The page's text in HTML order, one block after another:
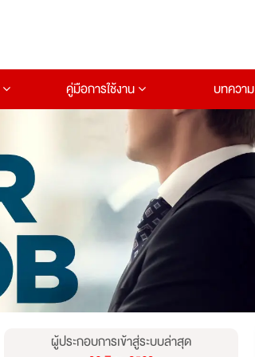
คู่มือการใช้งาน บทความ
ผู้ประกอบการเข้าสู่ระบบล่าสุด